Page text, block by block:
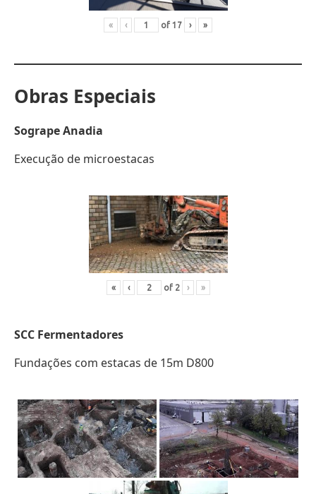
« ‹ of 17 › »
Obras Especiais
Sogrape Anadia
Execução de microestacas
« ‹ of 2 › »
SCC Fermentadores
Fundações com estacas de 15m D800